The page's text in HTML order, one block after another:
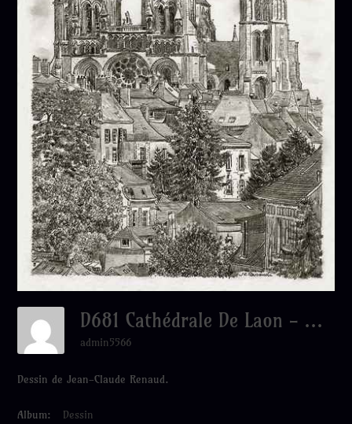
D681 Cathédrale De Laon - Mine De Plomb
admin5566
Dessin de Jean-Claude Renaud.
Album:
Dessin